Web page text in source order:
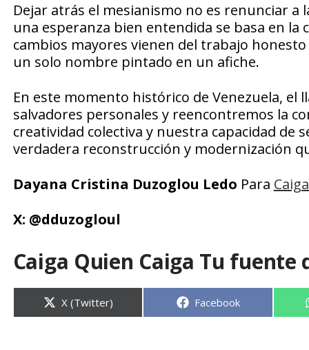
Dejar atrás el mesianismo no es renunciar a
una esperanza bien entendida se basa en la
cambios mayores vienen del trabajo
un solo nombre pintado en un afiche.
En este momento histórico de Venezuela, el
salvadores personales y reencontremos la
creatividad colectiva y nuestra capacidad
verdadera reconstrucción y modernización
Dayana Cristina Duzoglou Ledo Para
X: @dduzogloul
Caiga Quien Caiga Tu fuente
Compartir
en
X (Twitter) Compartir
Facebook